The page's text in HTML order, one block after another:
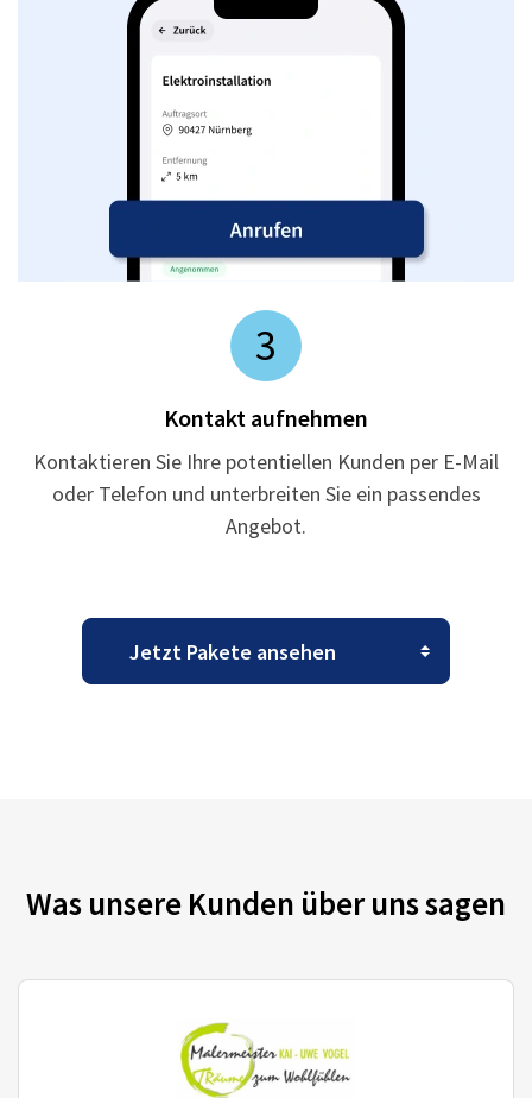
3
Kontakt aufnehmen
Kontaktieren Sie Ihre potentiellen Kunden per E-Mail
oder Telefon und unterbreiten Sie ein passendes
Angebot.
Was unsere Kunden über uns sagen